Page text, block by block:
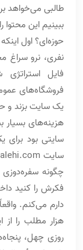
ببینیم این محتوا
حوزه‌ای؟ اول
نفری، نرو سراغ
فایل
فروشگاه‌های
یک سایت بزند و
هزینه‌های بسیار
سایتی بود
چگونه
دارم می‌کنم.
هزار مطلب را
روزی چهل،